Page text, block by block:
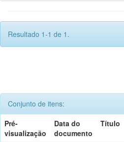
Resultado 1-1 de 1.
Conjunto de itens:
Pré-
visualização
Data do
documento
Título